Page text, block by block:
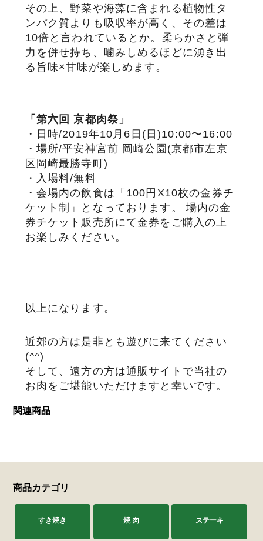
その上、野菜や海藻に含まれる植物性タ
ンパク質よりも吸収率が高く、その差は
10倍と言われているとか。柔らかさと弾
力を併せ持ち、噛みしめるほどに湧き出
る旨味×甘味が楽しめます。
「第六回 京都肉祭」
・日時/2019年10月6日(日)10:00〜16:00
・場所/平安神宮前 岡崎公園(京都市左京
区岡崎最勝寺町)
・入場料/無料
・会場内の飲食は「100円X10枚の金券チ
ケット制」となっております。 場内の金
券チケット販売所にて金券をご購入の上
お楽しみください。
以上になります。
近郊の方は是非とも遊びに来てください
(^^)
そして、遠方の方は通販サイトで当社の
お肉をご堪能いただけますと幸いです。
関連商品
商品カテゴリ
すき焼き 焼 肉 ステーキ